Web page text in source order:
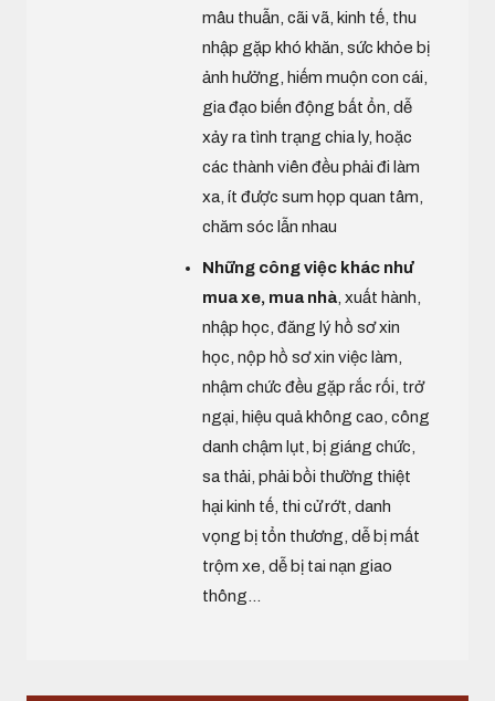
mâu thuẫn, cãi vã, kinh tế, thu
nhập gặp khó khăn, sức khỏe bị
ảnh hưởng, hiếm muộn con cái,
gia đạo biến động bất ổn, dễ
xảy ra tình trạng chia ly, hoặc
các thành viên đều phải đi làm
xa, ít được sum họp quan tâm,
chăm sóc lẫn nhau
Những công việc khác như
mua xe, mua nhà , xuất hành,
nhập học, đăng lý hồ sơ xin
học, nộp hồ sơ xin việc làm,
nhậm chức đều gặp rắc rối, trở
ngại, hiệu quả không cao, công
danh chậm lụt, bị giáng chức,
sa thải, phải bồi thường thiệt
hại kinh tế, thi cử rớt, danh
vọng bị tổn thương, dễ bị mất
trộm xe, dễ bị tai nạn giao
thông...